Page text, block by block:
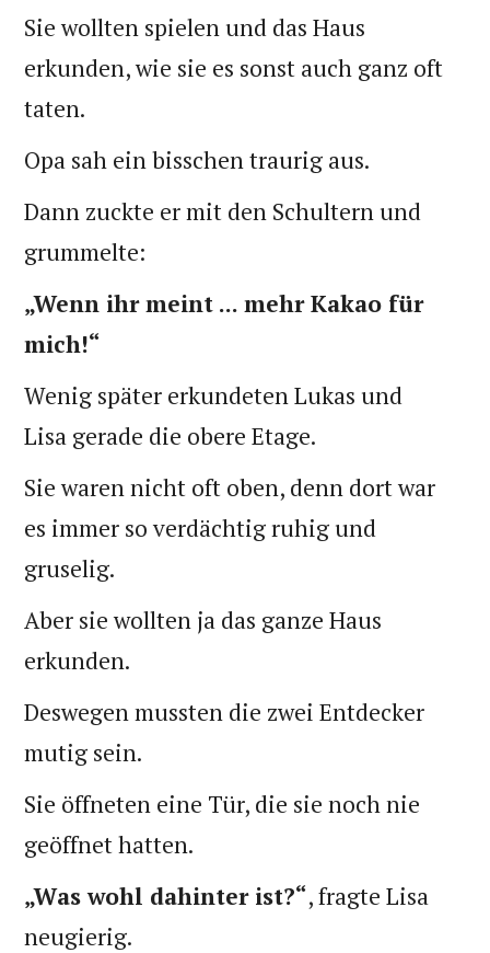
Sie wollten spielen und das Haus
erkunden, wie sie es sonst auch ganz oft
taten.
Opa sah ein bisschen traurig aus.
Dann zuckte er mit den Schultern und
grummelte:
„Wenn ihr meint ... mehr Kakao für
mich!“
Wenig später erkundeten Lukas und
Lisa gerade die obere Etage.
Sie waren nicht oft oben, denn dort war
es immer so verdächtig ruhig und
gruselig.
Aber sie wollten ja das ganze Haus
erkunden.
Deswegen mussten die zwei Entdecker
mutig sein.
Sie öffneten eine Tür, die sie noch nie
geöffnet hatten.
„Was wohl dahinter ist?“, fragte Lisa
neugierig.